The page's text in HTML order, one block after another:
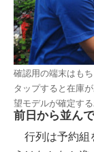
確認用の端末はも
タップすると在庫
望モデルが確定す
前日から並ん
行列は予約組